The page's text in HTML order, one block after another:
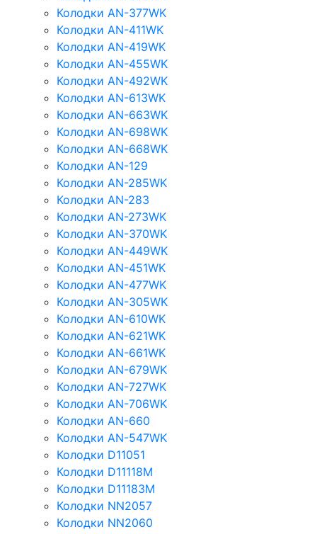
Колодки AN-377WK
Колодки AN-411WK
Колодки AN-419WK
Колодки AN-455WK
Колодки AN-492WK
Колодки AN-613WK
Колодки AN-663WK
Колодки AN-698WK
Колодки AN-668WK
Колодки AN-129
Колодки AN-285WK
Колодки AN-283
Колодки AN-273WK
Колодки AN-370WK
Колодки AN-449WK
Колодки AN-451WK
Колодки AN-477WK
Колодки AN-305WK
Колодки AN-610WK
Колодки AN-621WK
Колодки AN-661WK
Колодки AN-679WK
Колодки AN-727WK
Колодки AN-706WK
Колодки AN-660
Колодки AN-547WK
Колодки D11051
Колодки D11118M
Колодки D11183M
Колодки NN2057
Колодки NN2060